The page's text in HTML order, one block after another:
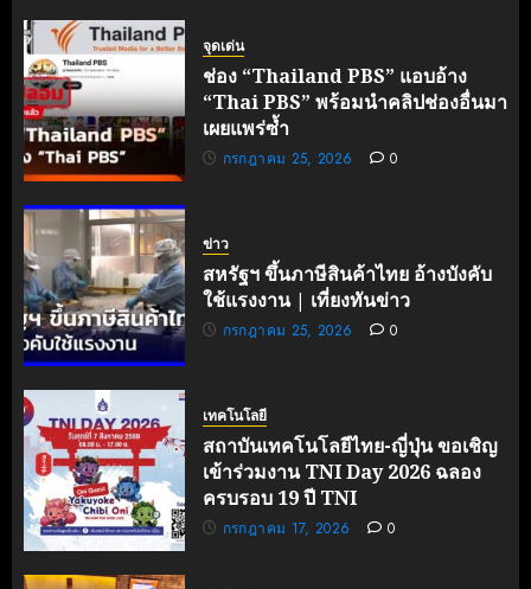
เดินหน้า
ขับ
เคลื่อน
นวัตกรรม
สู่อนาคต
มิถุนายน
27, 2026
0
จุดเด่น
ช่อง “Thailand PBS” แอบอ้าง
“Thai PBS” พร้อมนำคลิปช่องอื่นมา
เผยแพร่ซ้ำ
กรกฎาคม 25, 2026 0
ข่าว
สหรัฐฯ ขึ้นภาษีสินค้าไทย อ้างบังคับ
ใช้แรงงาน | เที่ยงทันข่าว
กรกฎาคม 25, 2026 0
เทคโนโลยี
สถาบันเทคโนโลยีไทย-ญี่ปุ่น ขอเชิญ
เข้าร่วมงาน TNI Day 2026 ฉลอง
ครบรอบ 19 ปี TNI
กรกฎาคม 17, 2026 0